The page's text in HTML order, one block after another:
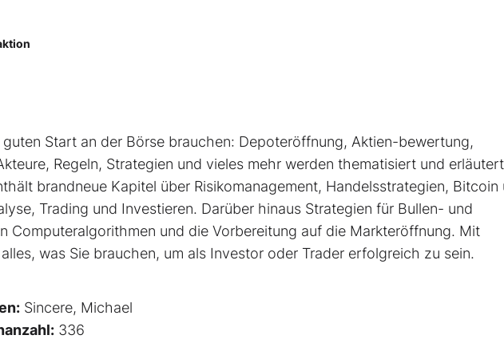
Start an der Börse brauchen: Depoteröffnung, Aktien-­bewertung,
Regeln, Strategien und vieles mehr werden thematisiert und
brandneue Kapitel über Risikomanagement, Handelsstrategien, Bitcoin
Trading und Investieren. Darüber hinaus Strategien für Bullen- und
­Computeralgorithmen und die Vorbereitung auf die Markteröffnung. Mit
alles, was Sie brauchen, um als Investor oder Trader erfolgreich zu sein.
Sincere, Michael
336